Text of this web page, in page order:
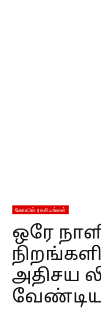
கோவில் ரகசியங்கள்
ஒரே
அதிசய